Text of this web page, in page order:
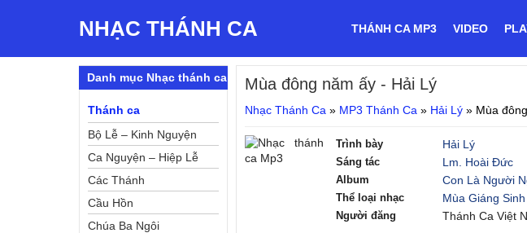
NHẠC THÁNH CA THÁNH CA MP3 VIDEO
Mùa đông năm ấy - Hải Lý
Nhạc Thánh Ca » MP3 Thánh Ca » Hải Lý » Mùa
Trình bày Hải Lý
Sáng tác Lm. Hoài Đức
Album Con Là Người
Thể loại nhạc Mùa Giáng Sinh
Người đăng Thánh Ca Việt
Danh mục Nhạc thánh ca
Thánh ca
Bộ Lễ – Kinh Nguyện
Ca Nguyện – Hiệp Lễ
Các Thánh
Cầu Hồn
Chúa Ba Ngôi